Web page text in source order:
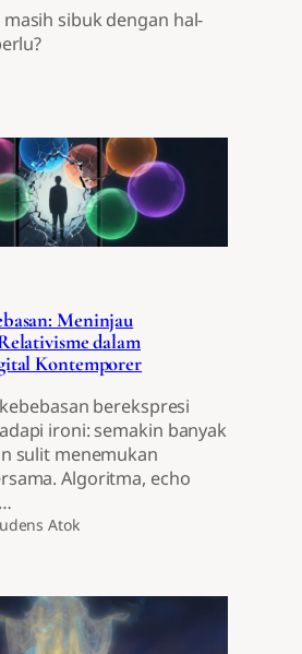
sibuk dengan hal-
Meninjau
dalam
Kontemporer
berekspresi
ironi: semakin banyak
sulit menemukan
Algoritma, echo
Atok